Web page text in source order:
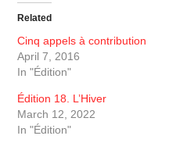
Related
Cinq appels à contribution
April 7, 2016
In "Édition"
Édition 18. L’Hiver
March 12, 2022
In "Édition"